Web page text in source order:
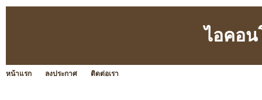
ไอคอน
หน้าแรก ลงประกาศ ติดต่อเรา